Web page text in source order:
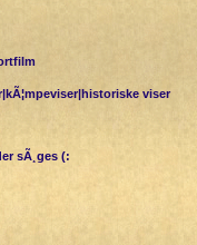
viser
sÃ¸ges (: